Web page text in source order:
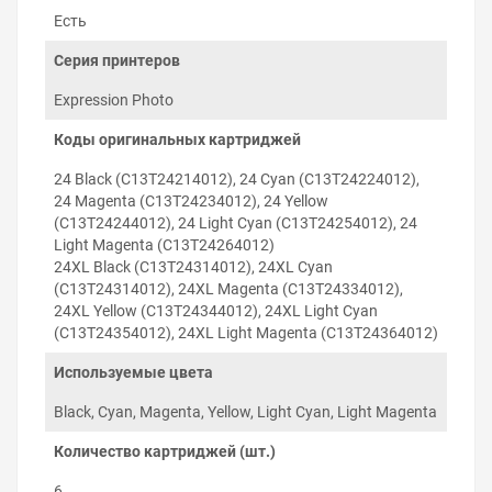
перезаправляемых картриджей соответствует
номерам оригинальных картриджей и серии
печатающего устройства, что гарантирует
инициализацию чипа микропрограммой
принтера и обнуление уровня чернил при
необходимости.
Заправка и установка
картриджей на Epson
Expression Photo XP-65
Установка перезаправляемых картриджей Epson
Expression Photo XP-65 проходит в два этапа: заправка
соответствующий цвету картриджа.
Есть
Серия принтеров
Expression Photo
Коды оригинальных картриджей
24 Black (C13T24214012), 24 Cyan (C13T24224012),
24 Magenta (C13T24234012), 24 Yellow
(C13T24244012), 24 Light Cyan (C13T24254012), 24
Light Magenta (C13T24264012)
24XL Black (C13T24314012), 24XL Cyan
(C13T24314012), 24XL Magenta (C13T24334012),
24XL Yellow (C13T24344012), 24XL Light Cyan
(C13T24354012), 24XL Light Magenta (C13T24364012)
Используемые цвета
Black, Cyan, Magenta, Yellow, Light Cyan, Light Magenta
Количество картриджей (шт.)